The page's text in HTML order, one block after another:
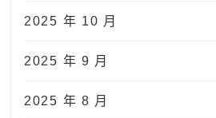
2025 年 10 月
2025 年 9 月
2025 年 8 月